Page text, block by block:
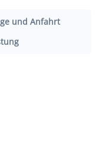
und Anfahrt